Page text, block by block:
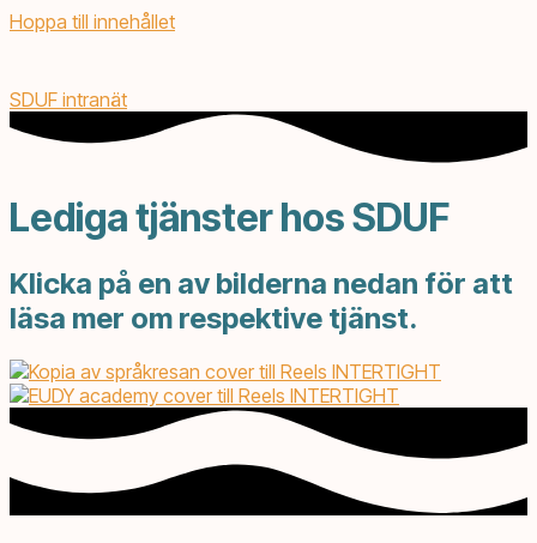
Hoppa till innehållet
SDUF intranät
Lediga tjänster hos SDUF
Klicka på en av bilderna nedan för att
läsa mer om respektive tjänst.